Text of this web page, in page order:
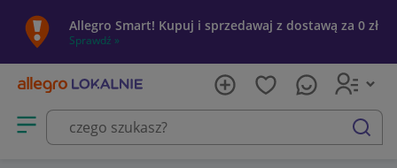
Allegro Smart! Kupuj i sprzedawaj z dostawą za 0 zł
Sprawdź »
Otwórz menu z kategoriami
szukaj